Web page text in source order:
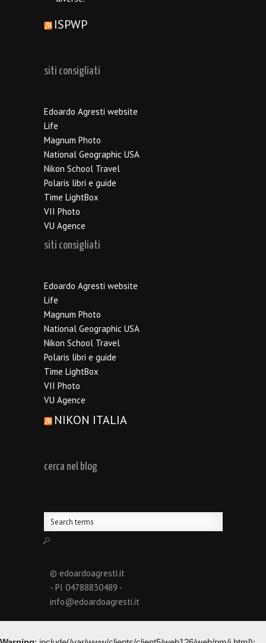
ISPWP
siti consigliati
Edoardo Agresti website
Life
Magnum Photo
National Geographic USA
Nikon School Travel
Polaris libri e guide
Time LightBox
VII Photo
VU Agence
siti consigliati
Edoardo Agresti website
Life
Magnum Photo
National Geographic USA
Nikon School Travel
Polaris libri e guide
Time LightBox
VII Photo
VU Agence
NIKON ITALIA
cerca nel blog
© edoardoagresti.it
- PI 04788830489 -
info@edoardoagresti.it